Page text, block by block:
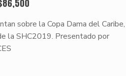
sobre la Copa Dama del Caribe,
la SHC2019. Presentado por